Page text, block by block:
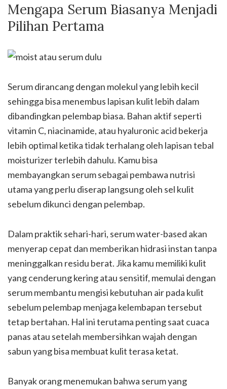
Mengapa Serum Biasanya Menjadi
Pilihan Pertama
Serum dirancang dengan molekul yang lebih kecil
sehingga bisa menembus lapisan kulit lebih dalam
dibandingkan pelembap biasa. Bahan aktif seperti
vitamin C, niacinamide, atau hyaluronic acid bekerja
lebih optimal ketika tidak terhalang oleh lapisan tebal
moisturizer terlebih dahulu. Kamu bisa
membayangkan serum sebagai pembawa nutrisi
utama yang perlu diserap langsung oleh sel kulit
sebelum dikunci dengan pelembap.
Dalam praktik sehari-hari, serum water-based akan
menyerap cepat dan memberikan hidrasi instan tanpa
meninggalkan residu berat. Jika kamu memiliki kulit
yang cenderung kering atau sensitif, memulai dengan
serum membantu mengisi kebutuhan air pada kulit
sebelum pelembap menjaga kelembapan tersebut
tetap bertahan. Hal ini terutama penting saat cuaca
panas atau setelah membersihkan wajah dengan
sabun yang bisa membuat kulit terasa ketat.
Banyak orang menemukan bahwa serum yang